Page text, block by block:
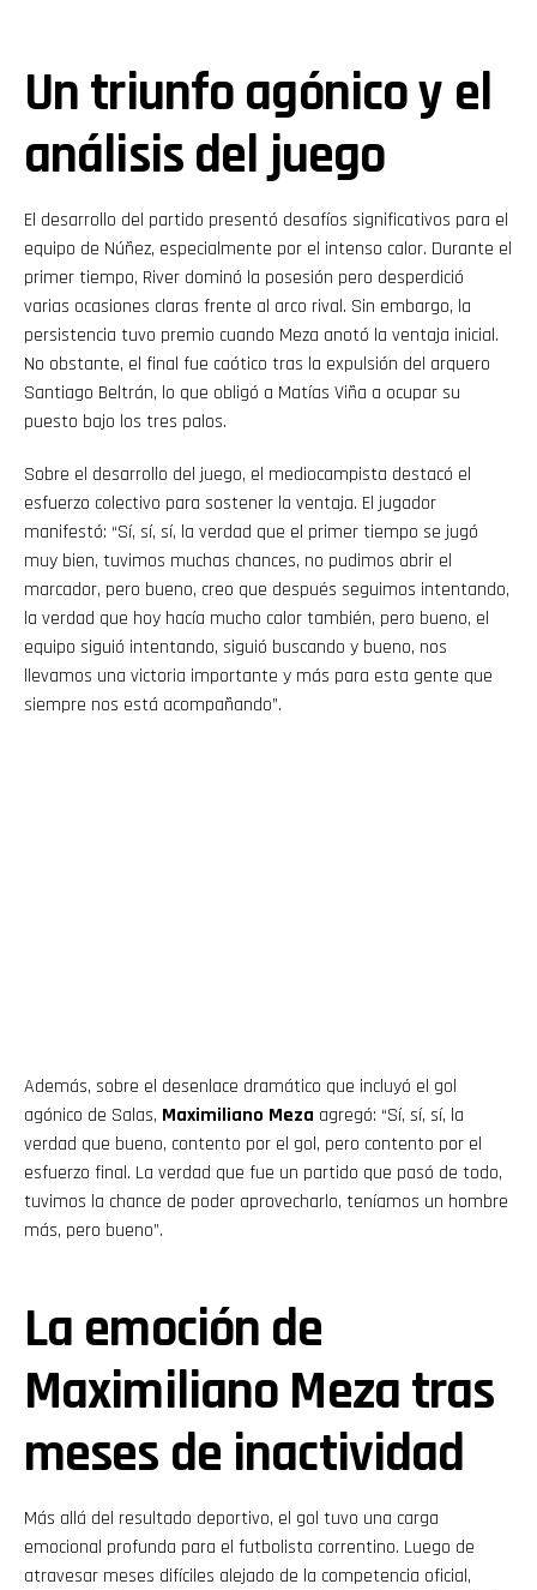
Un triunfo agónico y el
análisis del juego
El desarrollo del partido presentó desafíos significativos para el
equipo de Núñez, especialmente por el intenso calor. Durante el
primer tiempo, River dominó la posesión pero desperdició
varias ocasiones claras frente al arco rival. Sin embargo, la
persistencia tuvo premio cuando Meza anotó la ventaja inicial.
No obstante, el final fue caótico tras la expulsión del arquero
Santiago Beltrán, lo que obligó a Matías Viña a ocupar su
puesto bajo los tres palos.
Sobre el desarrollo del juego, el mediocampista destacó el
esfuerzo colectivo para sostener la ventaja. El jugador
manifestó: “Sí, sí, sí, la verdad que el primer tiempo se jugó
muy bien, tuvimos muchas chances, no pudimos abrir el
marcador, pero bueno, creo que después seguimos intentando,
la verdad que hoy hacía mucho calor también, pero bueno, el
equipo siguió intentando, siguió buscando y bueno, nos
llevamos una victoria importante y más para esta gente que
siempre nos está acompañando”.
Además, sobre el desenlace dramático que incluyó el gol
agónico de Salas, Maximiliano Meza agregó: “Sí, sí, sí, la
verdad que bueno, contento por el gol, pero contento por el
esfuerzo final. La verdad que fue un partido que pasó de todo,
tuvimos la chance de poder aprovecharlo, teníamos un hombre
más, pero bueno”.
La emoción de
Maximiliano Meza tras
meses de inactividad
Más allá del resultado deportivo, el gol tuvo una carga
emocional profunda para el futbolista correntino. Luego de
atravesar meses difíciles alejado de la competencia oficial,